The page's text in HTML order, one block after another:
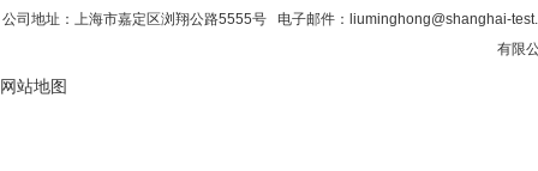
公司地址：上海市嘉定区浏翔公路5555号 电子邮件：liuminghong@shanghai-
有限
网站地图